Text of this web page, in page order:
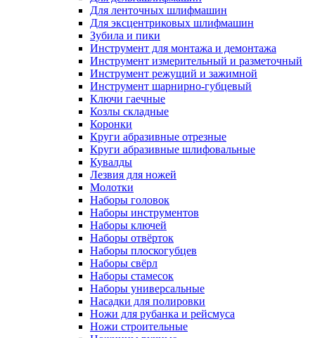
Для ленточных шлифмашин
Для эксцентриковых шлифмашин
Зубила и пики
Инструмент для монтажа и демонтажа
Инструмент измерительный и разметочный
Инструмент режущий и зажимной
Инструмент шарнирно-губцевый
Ключи гаечные
Козлы складные
Коронки
Круги абразивные отрезные
Круги абразивные шлифовальные
Кувалды
Лезвия для ножей
Молотки
Наборы головок
Наборы инструментов
Наборы ключей
Наборы отвёрток
Наборы плоскогубцев
Наборы свёрл
Наборы стамесок
Наборы универсальные
Насадки для полировки
Ножи для рубанка и рейсмуса
Ножи строительные